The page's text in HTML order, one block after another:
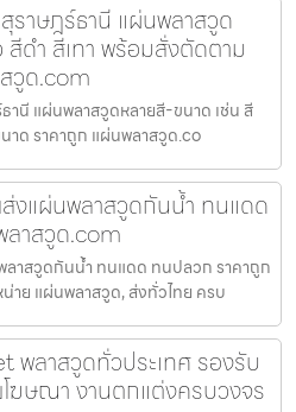
ราษฎร์ธานี แผ่นพลาสวูด
ดำ สีเทา พร้อมสั่งตัดตาม
วูด.com
านี แผ่นพลาสวูดหลายสี-ขนาด เช่น สี
าด ราคาถูก แผ่นพลาสวูด.co
งแผ่นพลาสวูดกันน้ำ ทนแดด
าสวูด.com
ลาสวูดกันน้ำ ทนแดด ทนปลวก ราคาถูก
ย แผ่นพลาสวูด, ส่งทั่วไทย ครบ
พลาสวูดทั่วประเทศ รองรับ
โฆษณา งานตกแต่งครบวงจร